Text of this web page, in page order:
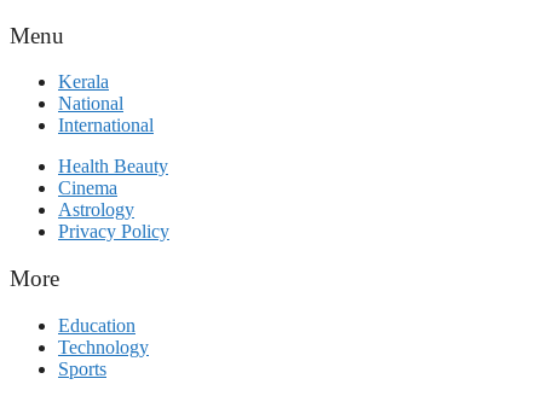
Menu
Kerala
National
International
Health Beauty
Cinema
Astrology
Privacy Policy
More
Education
Technology
Sports